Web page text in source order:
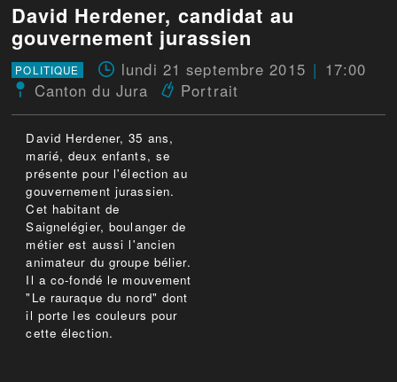
David Herdener, candidat au
gouvernement jurassien
POLITIQUE lundi 21 septembre 2015
17:00
Canton du Jura
Portrait
David Herdener, 35 ans,
marié, deux enfants, se
présente pour l'élection au
gouvernement jurassien.
Cet habitant de
Saignelégier, boulanger de
métier est aussi l'ancien
animateur du groupe bélier.
Il a co-fondé le mouvement
"Le rauraque du nord" dont
il porte les couleurs pour
cette élection.